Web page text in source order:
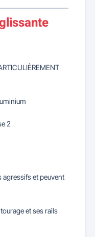
2
agressifs et peuvent
et ses rails